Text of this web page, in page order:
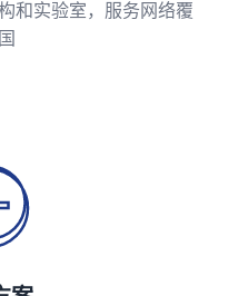
和实验室，服务网络覆